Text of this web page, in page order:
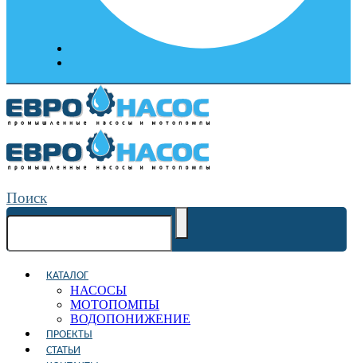
Поиск
КАТАЛОГ
НАСОСЫ
МОТОПОМПЫ
ВОДОПОНИЖЕНИЕ
ПРОЕКТЫ
СТАТЬИ